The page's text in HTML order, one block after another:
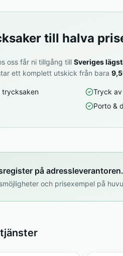
till halva
oss får ni tillgång till Sveriges
ett komplett utskick från bara
trycksaken
Tryck
Porto &
på
och prisexempel på